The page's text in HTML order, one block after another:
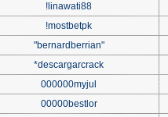
!linawati88
!mostbetpk
"bernardberrian"
*descargarcrack
000000myjul
00000bestlor